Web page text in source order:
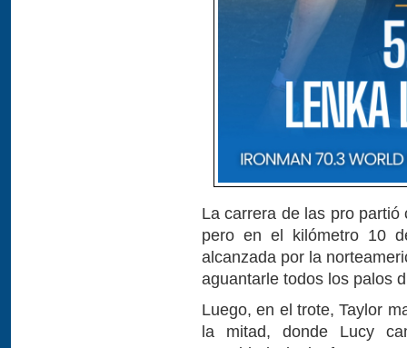
La carrera de las pro
pero en el kilómetro 10
alcanzada por la
aguantarle todos los palos
Luego, en el trote, Taylor
la mitad, donde Lucy